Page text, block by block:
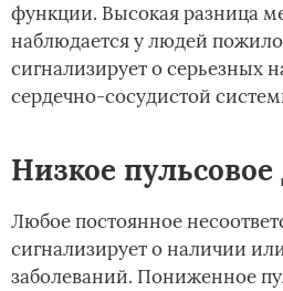
функции. Высокая разница
наблюдается у людей
сигнализирует о серьезных
сердечно-сосудистой
Низкое
Любое постоянное
сигнализирует о наличии
заболеваний. Пониженное